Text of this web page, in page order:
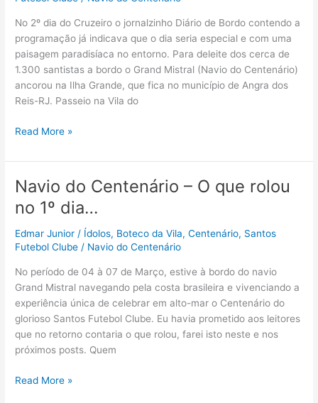
No 2º dia do Cruzeiro o jornalzinho Diário de Bordo contendo a
programação já indicava que o dia seria especial e com uma
paisagem paradisíaca no entorno. Para deleite dos cerca de
1.300 santistas a bordo o Grand Mistral (Navio do Centenário)
ancorou na Ilha Grande, que fica no município de Angra dos
Reis-RJ. Passeio na Vila do
Navio
Centenário
–
O
que
no
dia…
Read More »
Navio do Centenário – O que rolou
no 1º dia…
Edmar Junior/ Ídolos, Boteco da Vila,Centenário, Santos
Futebol Clube / Navio do Centenário
No período de 04 à 07 de Março, estive à bordo do navio
Grand Mistral navegando pela costa brasileira e vivenciando a
experiência única de celebrar em alto-mar o Centenário do
glorioso Santos Futebol Clube. Eu havia prometido aos leitores
que no retorno contaria o que rolou, farei isto neste e nos
próximos posts. Quem
Navio
Read More »